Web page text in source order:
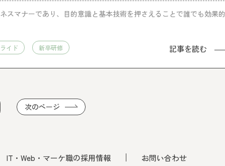
スマナーであり、目的意識と基本技術を押さえることで誰でも効果的
イド 新卒研修 記事を読む
次のページ
IT・Web・マーケ職の採用情報 お問い合わせ